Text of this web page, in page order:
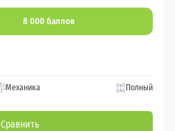
8 000 баллов
Механика Полный
Сравнить